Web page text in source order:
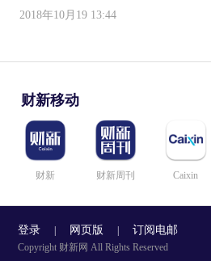
2018年10月19 13:44
财新移动
财新 财新周刊 Caixin
登录 | 网页版 | 订阅电邮
Copyright 财新网 All Rights Reserved